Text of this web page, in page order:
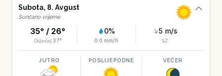
Subota, 8. Avgust
Sunčano vrijeme
35° / 26°
Osjećaj 37°
0%
0.0 mm/h
5 m/s
SZ
JUTRO POSLIJEPODNE VEČER